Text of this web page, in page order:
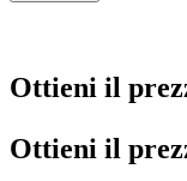
Ottieni il
Ottieni il